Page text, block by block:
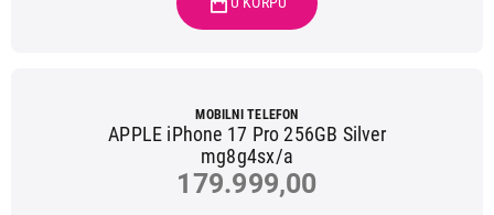
MOBILNI TELEFON
APPLE iPhone 17 Pro 256GB Silver
mg8g4sx/a
179.999,00